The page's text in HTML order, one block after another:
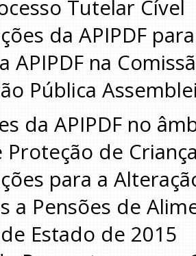
Tutelar Cível
da APIPDF
APIPDF na
Pública
da APIPDF no
de
para a
a Pensões de
Estado de 2015